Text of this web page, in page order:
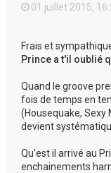
01 juillet 2015,
Frais et
Prince a t'il oublié
Quand le groove
fois de temps en
(Housequake, Sexy
devient
Qu'est il arrivé au
enchainements